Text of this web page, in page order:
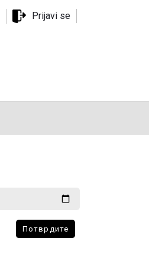
Prijavi se
Потврдите